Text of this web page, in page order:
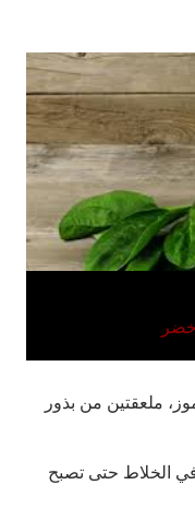
حفنة من السبانخ، 1 موز، ملعقتين من بذور
الخلاط حتى تصبح